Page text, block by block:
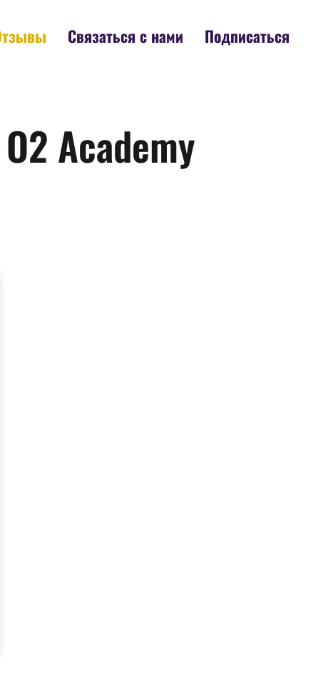
Связаться с нами Подписаться
Academy